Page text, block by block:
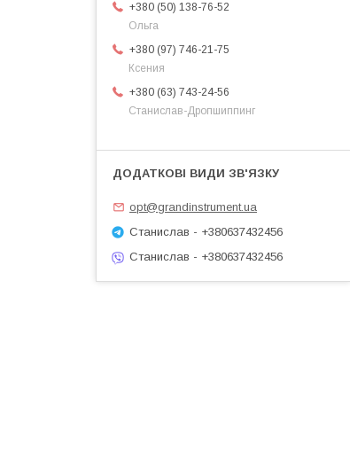
+380 (50) 138-76-52
Ольга
+380 (97) 746-21-75
Ксения
+380 (63) 743-24-56
Станислав-Дропшиппинг
opt@grandinstrument.ua
Станислав - +380637432456
Станислав - +380637432456